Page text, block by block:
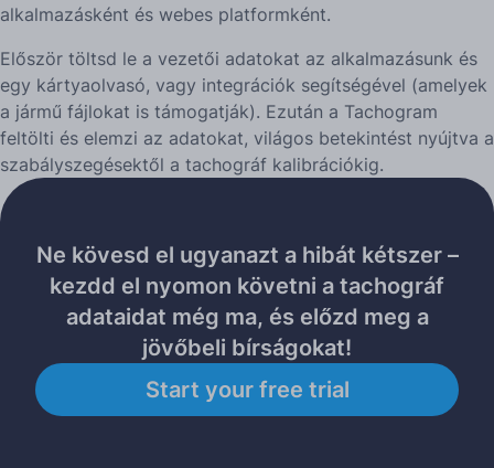
alkalmazásként és webes platformként.
Először töltsd le a vezetői adatokat az alkalmazásunk és
egy kártyaolvasó, vagy integrációk segítségével (amelyek
a jármű fájlokat is támogatják). Ezután a Tachogram
feltölti és elemzi az adatokat, világos betekintést nyújtva a
szabályszegésektől a tachográf kalibrációkig.
Ne kövesd el ugyanazt a hibát kétszer –
kezdd el nyomon követni a tachográf
adataidat még ma, és előzd meg a
jövőbeli bírságokat!
Start your free trial